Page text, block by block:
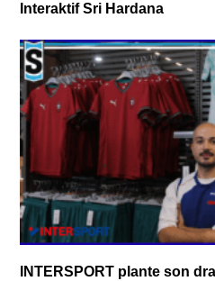
Interaktif Sri Hardana
INTERSPORT plante son